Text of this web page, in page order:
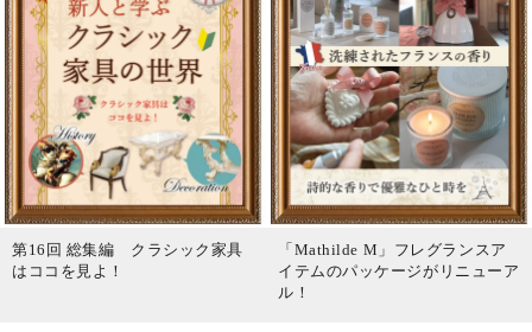
第16回 総集編 クラシック家具
はココを見よ！
「Mathilde M」フレグランスア
イテムのパッケージがリニューア
ル！